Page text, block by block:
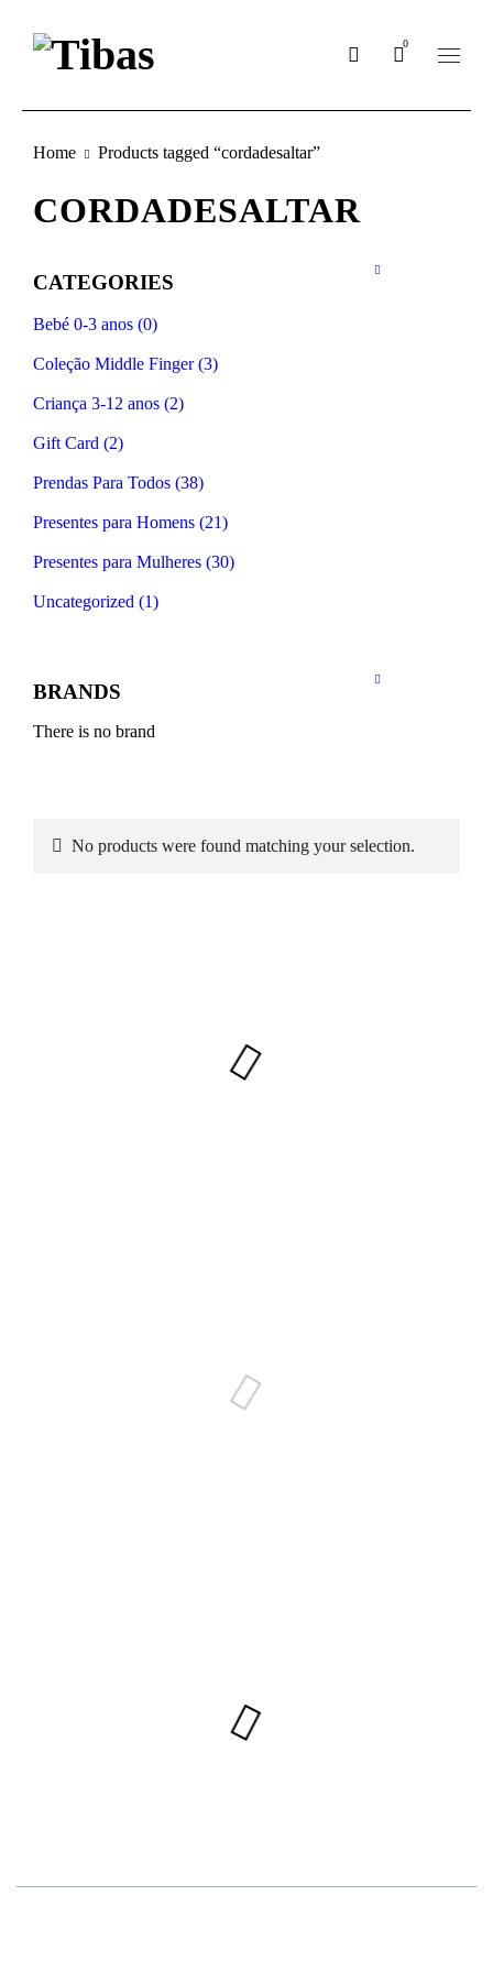
0
Home Products tagged “cordadesaltar”
CORDADESALTAR
CATEGORIES
Bebé 0-3 anos (0)
Coleção Middle Finger (3)
Criança 3-12 anos (2)
Gift Card (2)
Prendas Para Todos (38)
Presentes para Homens (21)
Presentes para Mulheres (30)
Uncategorized (1)
BRANDS
There is no brand
No products were found matching your selection.